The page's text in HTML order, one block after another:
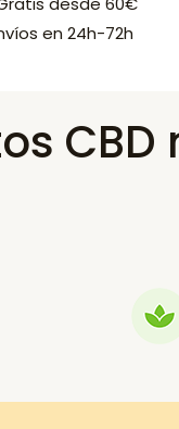
en 24h-72h